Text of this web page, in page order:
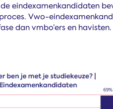
eindexamenkandidaten
Vwo-
dan vmbo’ers en havisten.